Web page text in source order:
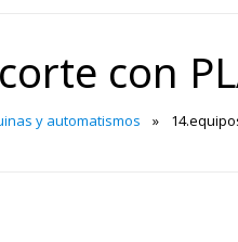
con
y automatismos »